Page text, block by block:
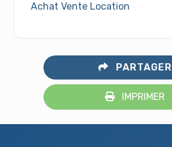
Achat Vente Location
PARTAGER
IMPRIMER